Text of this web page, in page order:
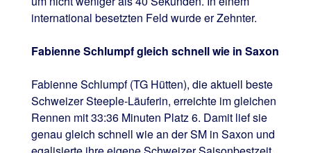
international besetzten Feld wurde er Zehnter.
Fabienne Schlumpf gleich schnell wie in Saxon
Fabienne Schlumpf (TG Hütten), die aktuell beste
Schweizer Steeple-Läuferin, erreichte im gleichen
Rennen mit 33:36 Minuten Platz 6. Damit lief sie
genau gleich schnell wie an der SM in Saxon und